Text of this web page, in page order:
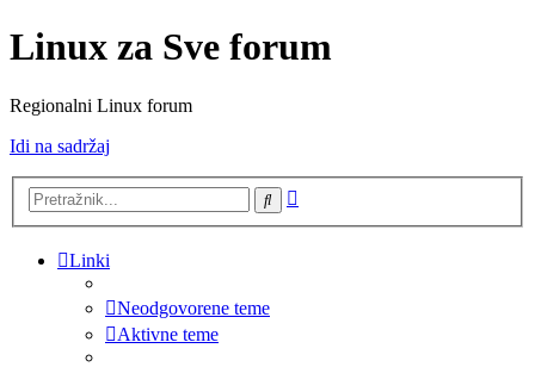
Linux za Sve forum
Regionalni Linux forum
Idi na sadržaj
Pretražnik
Linki
Neodgovorene teme
Aktivne teme